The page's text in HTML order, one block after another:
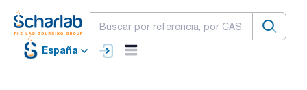
España